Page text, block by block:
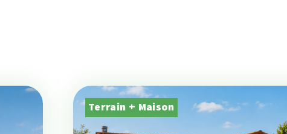
Terrain + Maison